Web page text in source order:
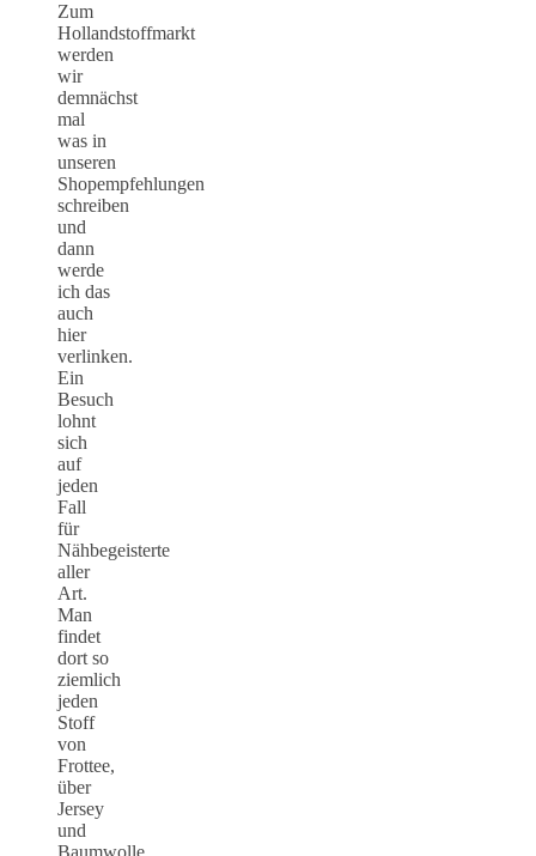
Zum
Hollandstoffmarkt
werden
wir
demnächst
mal
was in
unseren
Shopempfehlungen
schreiben
und
dann
werde
ich das
auch
hier
verlinken.
Ein
Besuch
lohnt
sich
auf
jeden
Fall
für
Nähbegeisterte
aller
Art.
Man
findet
dort so
ziemlich
jeden
Stoff
von
Frottee,
über
Jersey
und